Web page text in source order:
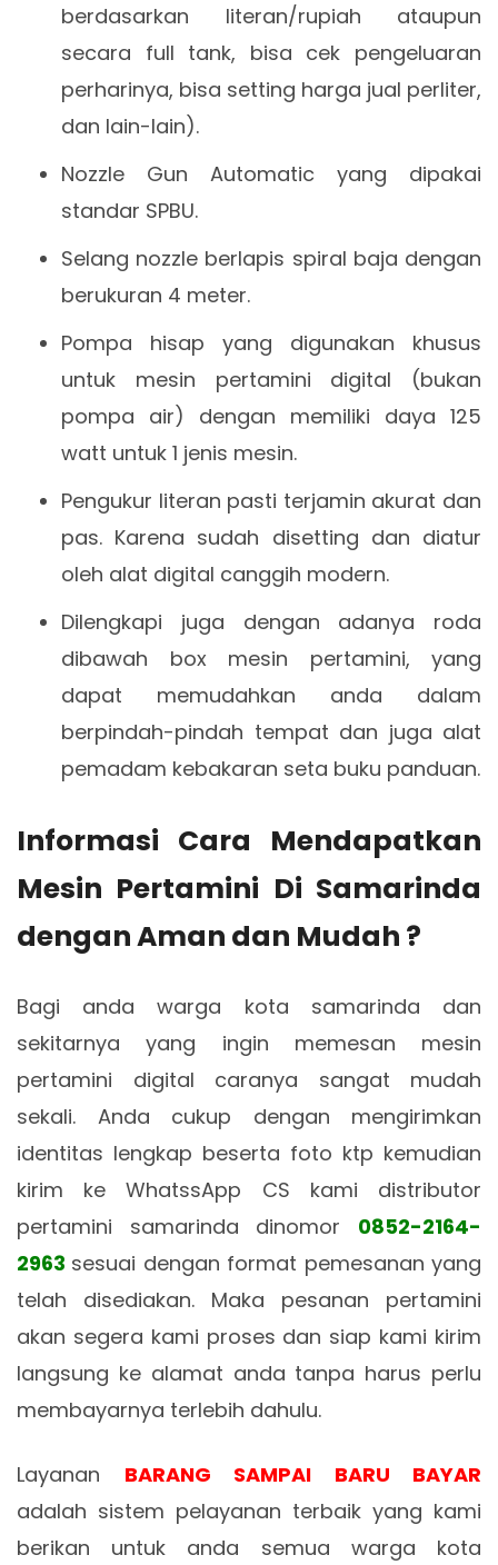
berdasarkan literan/rupiah ataupun
secara full tank, bisa cek pengeluaran
perharinya, bisa setting harga jual perliter,
dan lain-lain).
Nozzle Gun Automatic yang dipakai
standar SPBU.
Selang nozzle berlapis spiral baja dengan
berukuran 4 meter.
Pompa hisap yang digunakan khusus
untuk mesin pertamini digital (bukan
pompa air) dengan memiliki daya 125
watt untuk 1 jenis mesin.
Pengukur literan pasti terjamin akurat dan
pas. Karena sudah disetting dan diatur
oleh alat digital canggih modern.
Dilengkapi juga dengan adanya roda
dibawah box mesin pertamini, yang
dapat memudahkan anda dalam
berpindah-pindah tempat dan juga alat
pemadam kebakaran seta buku panduan.
Informasi Cara Mendapatkan
Mesin Pertamini Di Samarinda
dengan Aman dan Mudah ?
Bagi anda warga kota samarinda dan
sekitarnya yang ingin memesan mesin
pertamini digital caranya sangat mudah
sekali. Anda cukup dengan mengirimkan
identitas lengkap beserta foto ktp kemudian
kirim ke WhatssApp CS kami distributor
pertamini samarinda dinomor 0852-2164-
2963 sesuai dengan format pemesanan yang
telah disediakan. Maka pesanan pertamini
akan segera kami proses dan siap kami kirim
langsung ke alamat anda tanpa harus perlu
membayarnya terlebih dahulu.
Layanan BARANG SAMPAI BARU BAYAR
adalah sistem pelayanan terbaik yang kami
berikan untuk anda semua warga kota